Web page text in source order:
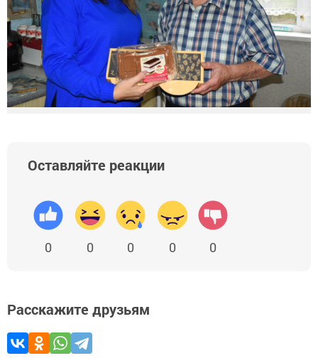
Оставляйте реакции
0 0 0 0 0
Расскажите друзьям